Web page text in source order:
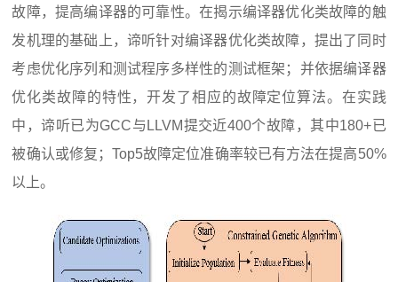
故障，提高编译器的可靠性。在揭示编译器优化类故障的触
发机理的基础上，谛听针对编译器优化类故障，提出了同时
考虑优化序列和测试程序多样性的测试框架；并依据编译器
优化类故障的特性，开发了相应的故障定位算法。在实践
中，谛听已为GCC与LLVM提交近400个故障，其中180+已
被确认或修复；Top5故障定位准确率较已有方法在提高50%
以上。